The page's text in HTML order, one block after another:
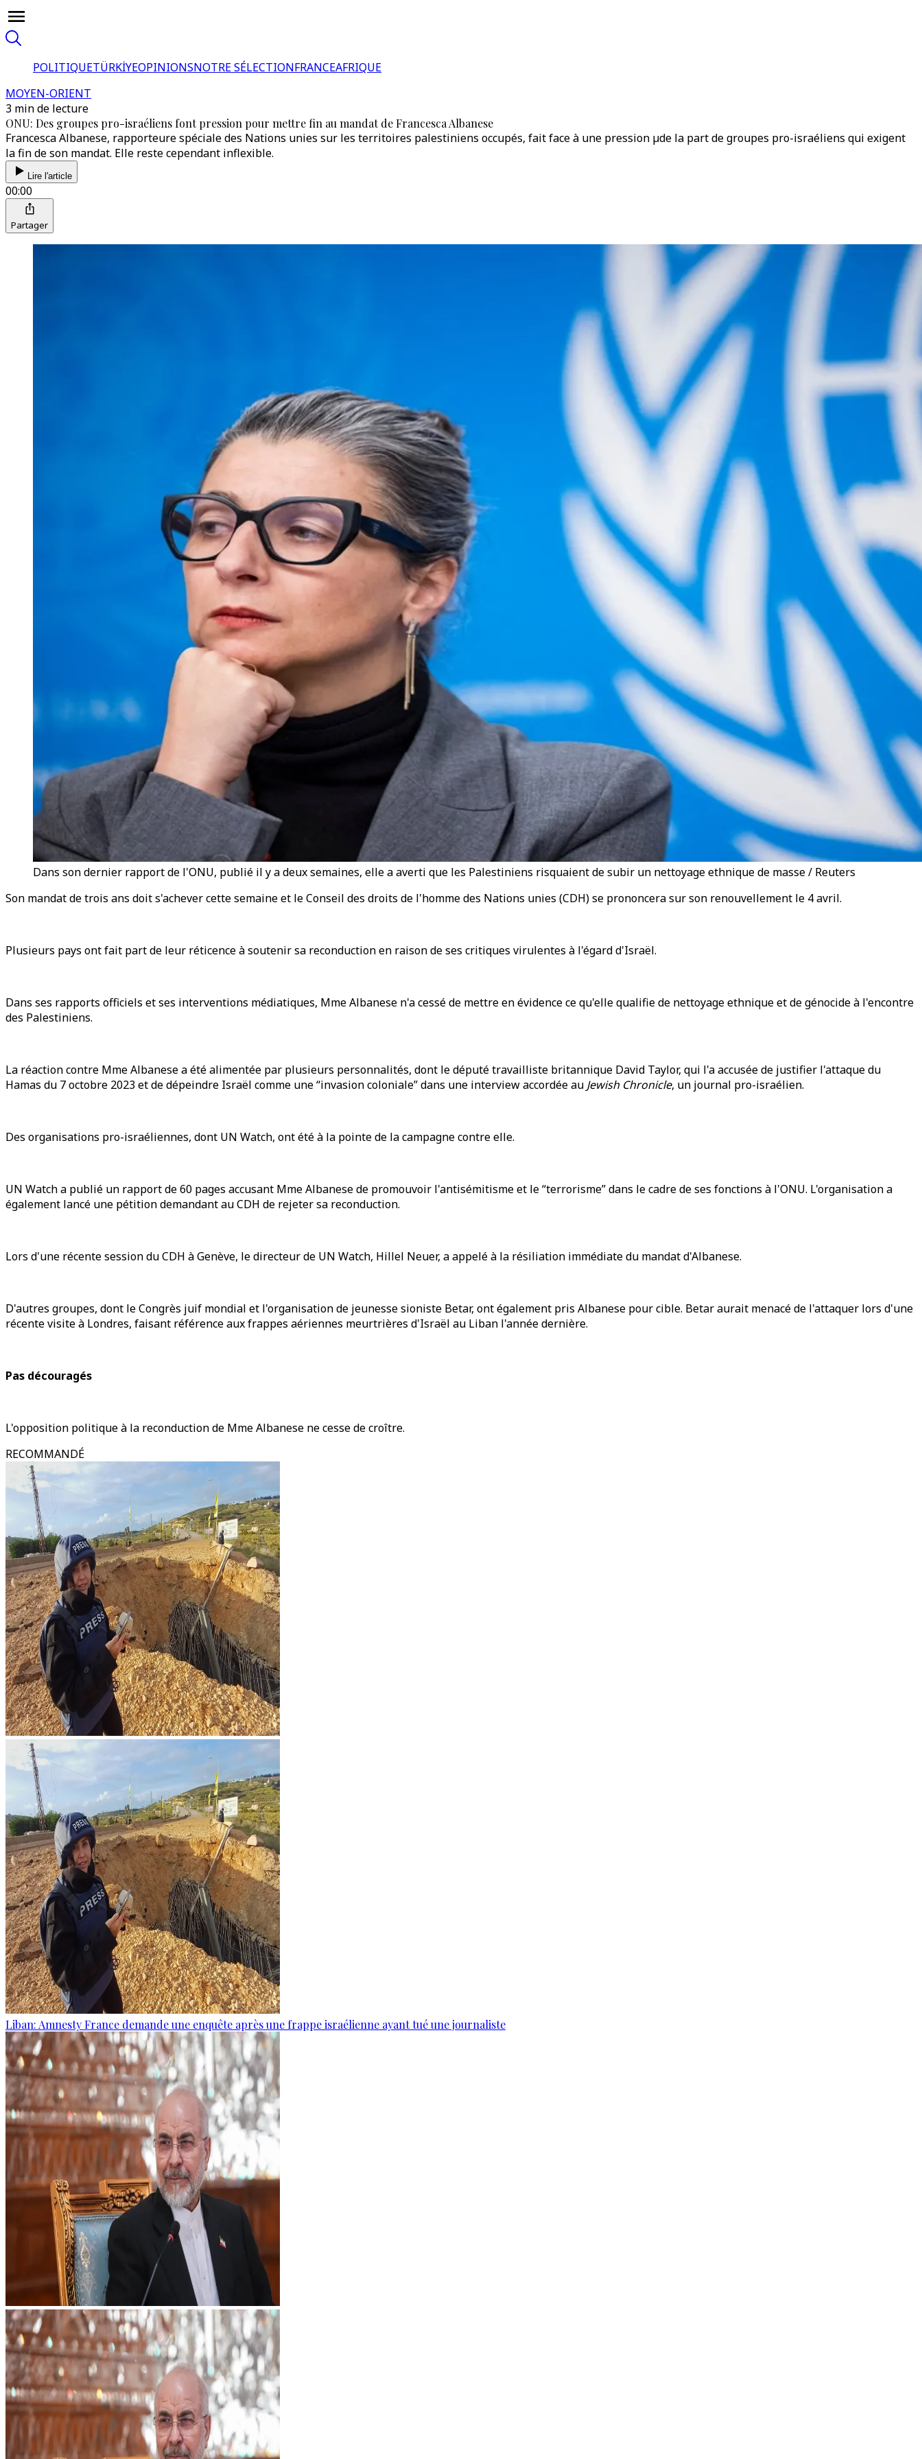
POLITIQUETÜRKİYEOPINIONSNOTRE SÉLECTIONFRANCEAFRIQUE
MOYEN-ORIENT
3 min de lecture
ONU: Des groupes pro-israéliens font pression pour mettre fin au mandat de Francesca Albanese
Francesca Albanese, rapporteure spéciale des Nations unies sur les territoires palestiniens occupés, fait face à une pression µde la part de groupes pro-israéliens qui exigent
la fin de son mandat. Elle reste cependant inflexible.
Lire l'article
00:00
Partager
Dans son dernier rapport de l'ONU, publié il y a deux semaines, elle a averti que les Palestiniens risquaient de subir un nettoyage ethnique de masse / Reuters
Son mandat de trois ans doit s'achever cette semaine et le Conseil des droits de l'homme des Nations unies (CDH) se prononcera sur son renouvellement le 4 avril.
Plusieurs pays ont fait part de leur réticence à soutenir sa reconduction en raison de ses critiques virulentes à l'égard d'Israël.
Dans ses rapports officiels et ses interventions médiatiques, Mme Albanese n'a cessé de mettre en évidence ce qu'elle qualifie de nettoyage ethnique et de génocide à l'encontre
des Palestiniens.
La réaction contre Mme Albanese a été alimentée par plusieurs personnalités, dont le député travailliste britannique David Taylor, qui l'a accusée de justifier l'attaque du
Hamas du 7 octobre 2023 et de dépeindre Israël comme une “invasion coloniale” dans une interview accordée au Jewish Chronicle, un journal pro-israélien.
Des organisations pro-israéliennes, dont UN Watch, ont été à la pointe de la campagne contre elle.
UN Watch a publié un rapport de 60 pages accusant Mme Albanese de promouvoir l'antisémitisme et le “terrorisme” dans le cadre de ses fonctions à l'ONU. L'organisation a
également lancé une pétition demandant au CDH de rejeter sa reconduction.
Lors d'une récente session du CDH à Genève, le directeur de UN Watch, Hillel Neuer, a appelé à la résiliation immédiate du mandat d'Albanese.
D'autres groupes, dont le Congrès juif mondial et l'organisation de jeunesse sioniste Betar, ont également pris Albanese pour cible. Betar aurait menacé de l'attaquer lors d'une
récente visite à Londres, faisant référence aux frappes aériennes meurtrières d'Israël au Liban l'année dernière.
Pas découragés
L'opposition politique à la reconduction de Mme Albanese ne cesse de croître.
RECOMMANDÉ
Liban: Amnesty France demande une enquête après une frappe israélienne ayant tué une journaliste